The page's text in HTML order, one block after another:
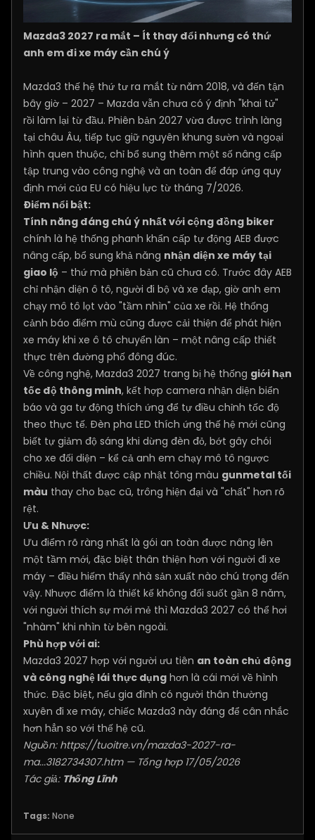
Mazda3 2027 ra mắt – Ít thay đổi nhưng có thứ
anh em đi xe máy cần chú ý
Mazda3 thế hệ thứ tư ra mắt từ năm 2018, và đến tận
bây giờ – 2027 – Mazda vẫn chưa có ý định "khai tử"
rồi làm lại từ đầu. Phiên bản 2027 vừa được trình làng
tại châu Âu, tiếp tục giữ nguyên khung sườn và ngoại
hình quen thuộc, chỉ bổ sung thêm một số nâng cấp
tập trung vào công nghệ và an toàn để đáp ứng quy
định mới của EU có hiệu lực từ tháng 7/2026.
Điểm nổi bật:
Tính năng đáng chú ý nhất với cộng đồng biker
chính là hệ thống phanh khẩn cấp tự động AEB được
nâng cấp, bổ sung khả năng nhận diện xe máy tại
giao lộ – thứ mà phiên bản cũ chưa có. Trước đây AEB
chỉ nhận diện ô tô, người đi bộ và xe đạp, giờ anh em
chạy mô tô lọt vào "tầm nhìn" của xe rồi. Hệ thống
cảnh báo điểm mù cũng được cải thiện để phát hiện
xe máy khi xe ô tô chuyển làn – một nâng cấp thiết
thực trên đường phố đông đúc.
Về công nghệ, Mazda3 2027 trang bị hệ thống giới hạn
tốc độ thông minh, kết hợp camera nhận diện biển
báo và ga tự động thích ứng để tự điều chỉnh tốc độ
theo thực tế. Đèn pha LED thích ứng thế hệ mới cũng
biết tự giảm độ sáng khi dừng đèn đỏ, bớt gây chói
cho xe đối diện – kể cả anh em chạy mô tô ngược
chiều. Nội thất được cập nhật tông màu gunmetal tối
màu thay cho bạc cũ, trông hiện đại và "chất" hơn rõ
rệt.
Ưu & Nhược:
Ưu điểm rõ ràng nhất là gói an toàn được nâng lên
một tầm mới, đặc biệt thân thiện hơn với người đi xe
máy – điều hiếm thấy nhà sản xuất nào chú trọng đến
vậy. Nhược điểm là thiết kế không đổi suốt gần 8 năm,
với người thích sự mới mẻ thì Mazda3 2027 có thể hơi
"nhàm" khi nhìn từ bên ngoài.
Phù hợp với ai:
Mazda3 2027 hợp với người ưu tiên an toàn chủ động
và công nghệ lái thực dụng hơn là cái mới về hình
thức. Đặc biệt, nếu gia đình có người thân thường
xuyên đi xe máy, chiếc Mazda3 này đáng để cân nhắc
hơn hẳn so với thế hệ cũ.
Nguồn: https://tuoitre.vn/mazda3-2027-ra-
ma...3182734307.htm— Tổng hợp 17/05/2026
Tác giả: Thống Lĩnh
Tags: None